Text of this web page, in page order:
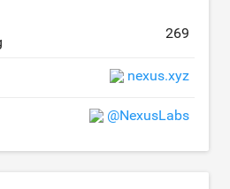
269
nexus.xyz
@NexusLabs